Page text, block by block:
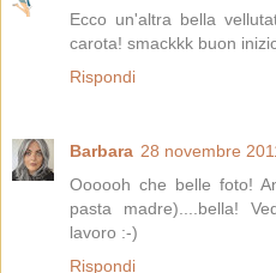
Ecco un'altra bella
carota! smackkk buon
Rispondi
Barbara 28 novembre
Oooooh che belle foto!
pasta madre)....bella!
lavoro :-)
Rispondi